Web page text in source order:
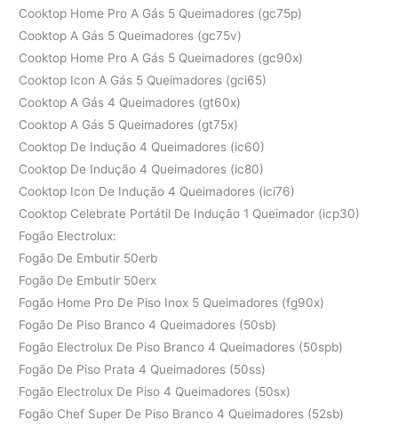
Cooktop Home Pro A Gás 5 Queimadores (gc75p)
Cooktop A Gás 5 Queimadores (gc75v)
Cooktop Home Pro A Gás 5 Queimadores (gc90x)
Cooktop Icon A Gás 5 Queimadores (gci65)
Cooktop A Gás 4 Queimadores (gt60x)
Cooktop A Gás 5 Queimadores (gt75x)
Cooktop De Indução 4 Queimadores (ic60)
Cooktop De Indução 4 Queimadores (ic80)
Cooktop Icon De Indução 4 Queimadores (ici76)
Cooktop Celebrate Portátil De Indução 1 Queimador (icp30)
Fogão Electrolux:
Fogão De Embutir 50erb
Fogão De Embutir 50erx
Fogão Home Pro De Piso Inox 5 Queimadores (fg90x)
Fogão De Piso Branco 4 Queimadores (50sb)
Fogão Electrolux De Piso Branco 4 Queimadores (50spb)
Fogão De Piso Prata 4 Queimadores (50ss)
Fogão Electrolux De Piso 4 Queimadores (50sx)
Fogão Chef Super De Piso Branco 4 Queimadores (52sb)